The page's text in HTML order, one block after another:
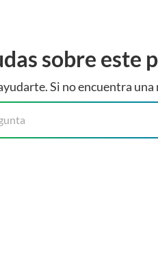
sobre este
Si no encuentra